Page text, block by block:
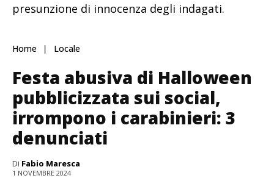
presunzione di innocenza degli indagati.
Home Locale
Festa abusiva di Halloween
pubblicizzata sui social,
irrompono i carabinieri: 3
denunciati
Di Fabio Maresca
1 NOVEMBRE 2024